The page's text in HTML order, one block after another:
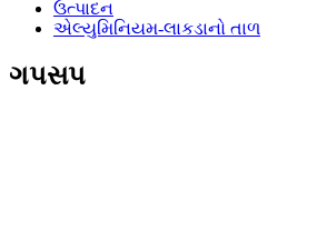
ઉત્પાદન
એલ્યુમિનિયમ-લાકડાનો તાળ
ગપસપ